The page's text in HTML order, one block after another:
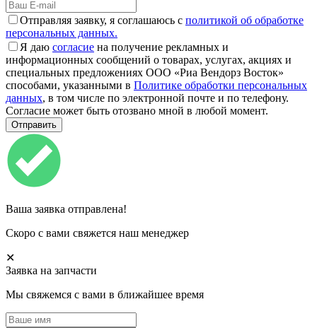
Отправляя заявку, я соглашаюсь с политикой об обработке
персональных данных.
Я даю согласие на получение рекламных и
информационных сообщений о товарах, услугах, акциях и
специальных предложениях ООО «Риа Вендорз Восток»
способами, указанными в Политике обработки персональных
данных, в том числе по электронной почте и по телефону.
Согласие может быть отозвано мной в любой момент.
Ваша заявка отправлена!
Скоро с вами свяжется наш менеджер
✕
Заявка на запчасти
Мы свяжемся с вами в ближайшее время